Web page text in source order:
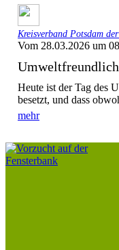
Kreisverband Potsdam
Vom 28.03.2026 um
Heute ist der Tag des
besetzt, und dass
mehr